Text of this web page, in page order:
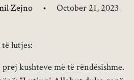
Zejno • October 21, 2023
lutjes:
kushteve më të rëndësishme.